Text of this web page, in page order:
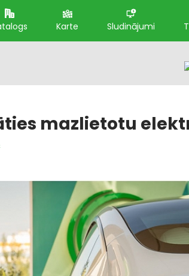
Karte Sludinājumi
mazlietotu